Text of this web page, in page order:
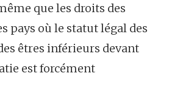
que les droits des
pays où le statut légal des
êtres inférieurs devant
est forcément